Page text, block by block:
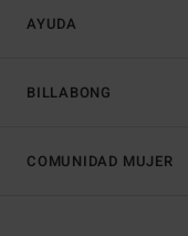
AYUDA
BILLABONG
COMUNIDAD MUJER